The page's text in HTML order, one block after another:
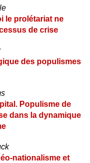
le prolétariat ne
de crise
des populismes
Populisme de
dans la dynamique
nationalisme et